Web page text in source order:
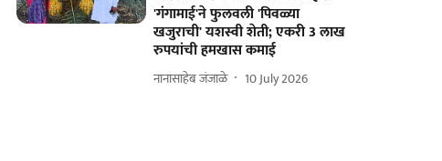
'गंगामाई'ने फुलवली 'पिवळ्या
खजुराची' यशस्वी शेती; एकरी 3 लाख
रुपयांची हमखास कमाई
नानासाहेब जंजाळे 10 July 2026